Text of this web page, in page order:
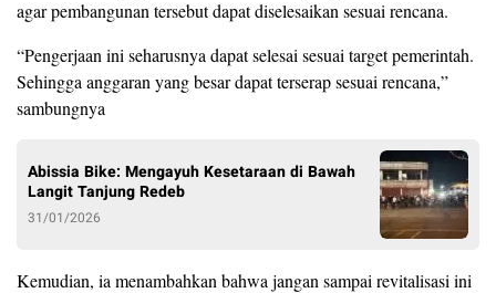
agar pembangunan tersebut dapat diselesaikan sesuai rencana.
“Pengerjaan ini seharusnya dapat selesai sesuai target pemerintah.
Sehingga anggaran yang besar dapat terserap sesuai rencana,”
sambungnya
Abissia Bike: Mengayuh Kesetaraan di Bawah
Langit Tanjung Redeb
31/01/2026
Kemudian, ia menambahkan bahwa jangan sampai revitalisasi ini